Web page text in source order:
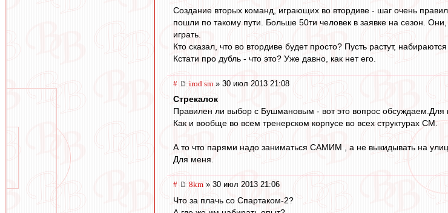
Создание вторых команд, играющих во втордиве - шаг очень
пошли по такому пути. Больше 50ти человек в заявке на сезон.
играть.
Кто сказал, что во втордиве будет просто? Пусть растут,
Кстати про дубль - что это? Уже давно, как нет его.
# irod sm » 30 июл 2013 21:08
Стрекалок
Правилен ли выбор с Бушмановым - вот это вопрос обсуждаем.Для
Как и вообще во всем тренерском корпусе во всех структурах СМ.
А то что парями надо заниматься САМИМ , а не выкидывать на
Для меня.
# 8km » 30 июл 2013 21:06
Что за плачь со Спартаком-2?